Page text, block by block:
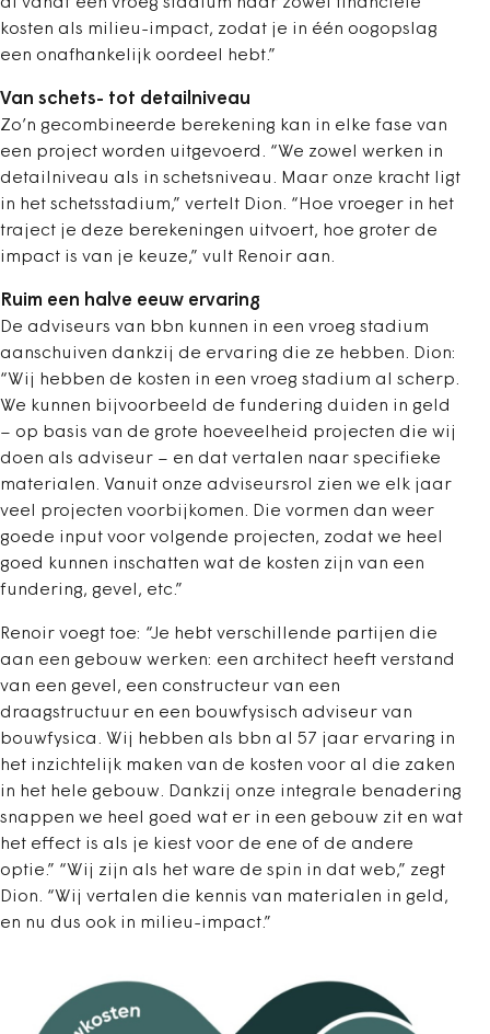
kosten als milieu-impact, zodat je in één oogopslag
een onafhankelijk oordeel hebt.”
Van schets- tot detailniveau
Zo’n gecombineerde berekening kan in elke fase van
een project worden uitgevoerd. “We zowel werken in
detailniveau als in schetsniveau. Maar onze kracht ligt
in het schetsstadium,” vertelt Dion. “Hoe vroeger in het
traject je deze berekeningen uitvoert, hoe groter de
impact is van je keuze,” vult Renoir aan.
Ruim een halve eeuw ervaring
De adviseurs van bbn kunnen in een vroeg stadium
aanschuiven dankzij de ervaring die ze hebben. Dion:
“Wij hebben de kosten in een vroeg stadium al scherp.
We kunnen bijvoorbeeld de fundering duiden in geld
– op basis van de grote hoeveelheid projecten die wij
doen als adviseur – en dat vertalen naar specifieke
materialen. Vanuit onze adviseursrol zien we elk jaar
veel projecten voorbijkomen. Die vormen dan weer
goede input voor volgende projecten, zodat we heel
goed kunnen inschatten wat de kosten zijn van een
fundering, gevel, etc.”
Renoir voegt toe: “Je hebt verschillende partijen die
aan een gebouw werken: een architect heeft verstand
van een gevel, een constructeur van een
draagstructuur en een bouwfysisch adviseur van
bouwfysica. Wij hebben als bbn al 57 jaar ervaring in
het inzichtelijk maken van de kosten voor al die zaken
in het hele gebouw. Dankzij onze integrale benadering
snappen we heel goed wat er in een gebouw zit en wat
het effect is als je kiest voor de ene of de andere
optie.” “Wij zijn als het ware de spin in dat web,” zegt
Dion. “Wij vertalen die kennis van materialen in geld,
en nu dus ook in milieu-impact.”